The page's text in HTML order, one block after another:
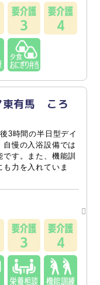
東有馬 ころ
3時間の半日型デイ
自慢の入浴設備では
です。また、機能訓
も力を入れていま